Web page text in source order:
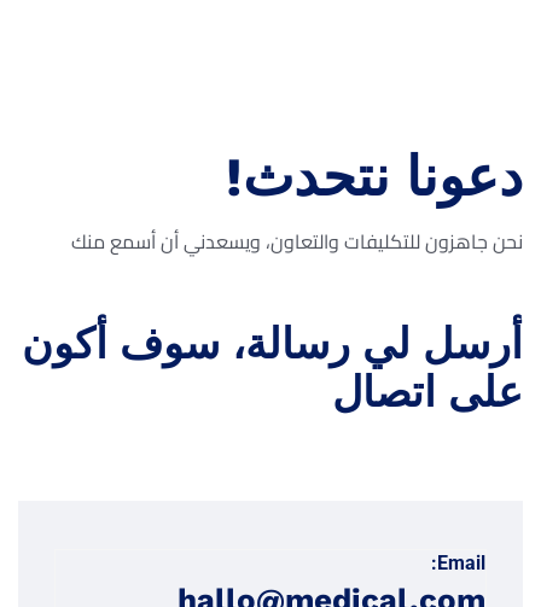
دعونا نتحدث!
نحن جاهزون للتكليفات والتعاون، ويسعدني أن أسمع منك
أرسل لي رسالة، سوف أكون
على اتصال
Email:
hallo@medical.com